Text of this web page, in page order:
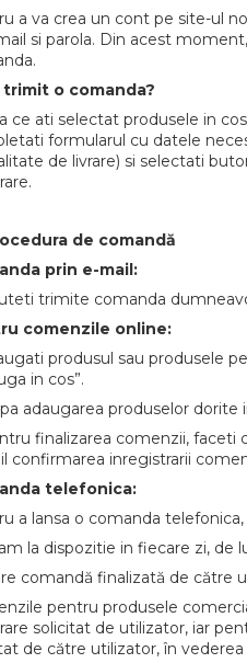
a va crea un cont pe site-ul
si parola. Din acest
trimit o comanda?
ce ati selectat produsele in
formularul cu datele
de livrare) si selectati
de comandă
prin e-mail:
trimite comanda
comenzile online:
produsul sau produsele
in cos”.
adaugarea produselor
finalizarea comenzii, faceti
confirmarea inregistrarii
telefonica:
a lansa o comanda
la dispozitie in fiecare zi, de
comandă finalizată de către
pentru produsele
solicitat de utilizator, iar
de către utilizator, în vederea